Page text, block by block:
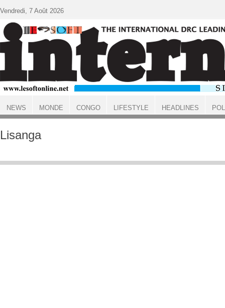
ACCUEIL
Lisanga
Vendredi, 7 Août 2026
NEWS MONDE CONGO LIFESTYLE HEADLINES